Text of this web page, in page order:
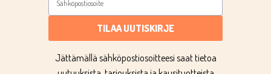
TILAA UUTISKIRJE
Jättämällä sähköpostiosoitteesi saat tietoa